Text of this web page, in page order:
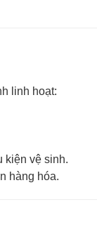
linh hoạt:
kiện vệ sinh.
hàng hóa.